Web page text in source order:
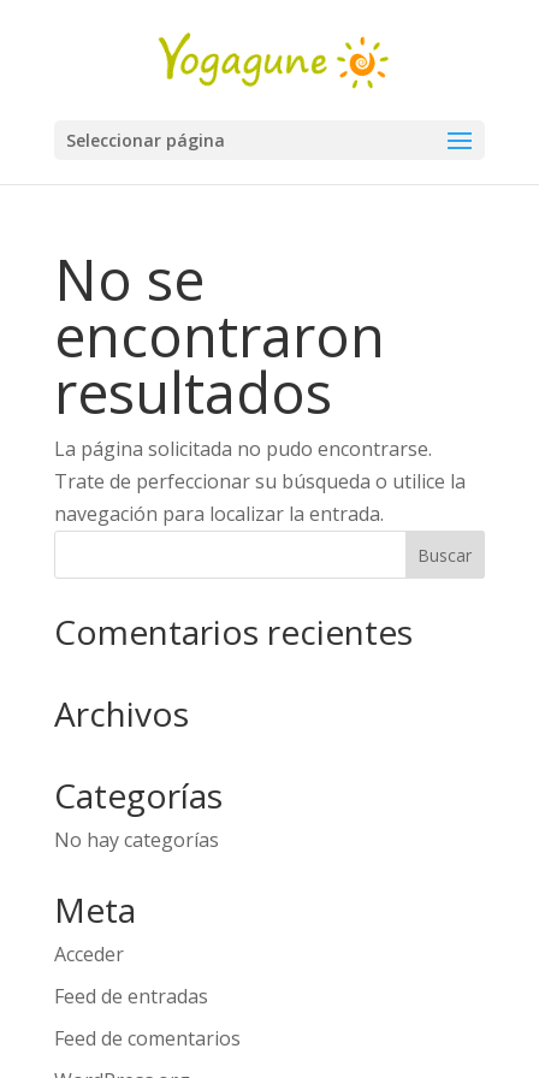
Seleccionar página
No se
encontraron
resultados
La página solicitada no pudo encontrarse.
Trate de perfeccionar su búsqueda o utilice la
navegación para localizar la entrada.
Comentarios recientes
Archivos
Categorías
No hay categorías
Meta
Acceder
Feed de entradas
Feed de comentarios